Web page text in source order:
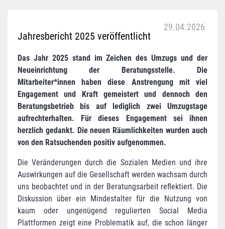
29.04.2026
Jahresbericht 2025 veröffentlicht
Das Jahr 2025 stand im Zeichen des Umzugs und der
Neueinrichtung der Beratungsstelle. Die
Mitarbeiter*innen haben diese Anstrengung mit viel
Engagement und Kraft gemeistert und dennoch den
Beratungsbetrieb bis auf lediglich zwei Umzugstage
aufrechterhalten. Für dieses Engagement sei ihnen
herzlich gedankt. Die neuen Räumlichkeiten wurden auch
von den Ratsuchenden positiv aufgenommen.
Die Veränderungen durch die Sozialen Medien und ihre
Auswirkungen auf die Gesellschaft werden wachsam durch
uns beobachtet und in der Beratungsarbeit reflektiert. Die
Diskussion über ein Mindestalter für die Nutzung von
kaum oder ungenügend regulierten Social Media
Plattformen zeigt eine Problematik auf, die schon länger